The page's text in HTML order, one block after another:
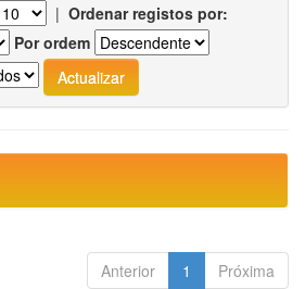
| Ordenar registos por:
Por ordem
Anterior 1 Próxima